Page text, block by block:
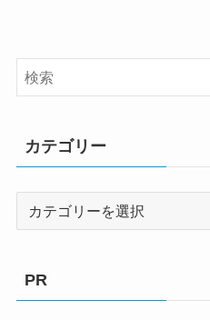
カテゴリー
PR